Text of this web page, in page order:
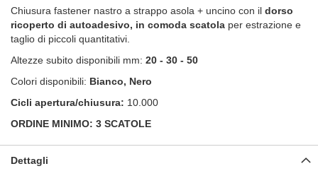
Chiusura fastener nastro a strappo asola + uncino con il dorso
ricoperto di autoadesivo, in comoda scatola per estrazione e
taglio di piccoli quantitativi.
Altezze subito disponibili mm: 20 - 30 - 50
Colori disponibili: Bianco, Nero
Cicli apertura/chiusura: 10.000
ORDINE MINIMO: 3 SCATOLE
Dettagli